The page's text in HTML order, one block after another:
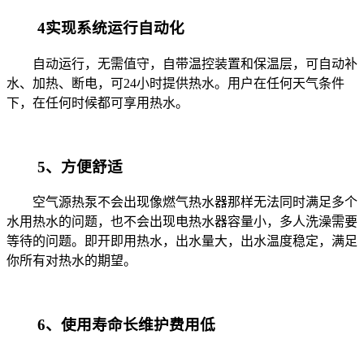
4实现系统运行自动化
自动运行，无需值守，自带温控装置和保温层，可自动补
水、加热、断电，可24小时提供热水。用户在任何天气条件
下，在任何时候都可享用热水。
5、方便舒适
空气源热泵不会出现像燃气热水器那样无法同时满足多个
水用热水的问题，也不会出现电热水器容量小，多人洗澡需要
等待的问题。即开即用热水，出水量大，出水温度稳定，满足
你所有对热水的期望。
6、使用寿命长维护费用低